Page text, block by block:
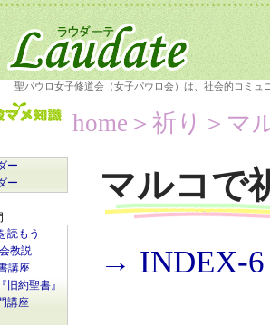
聖パウロ女子修道会（女子パウロ会）は、社会的コミ
ー
ー
読もう
教説
講座
旧約聖書』
講座
home ＞祈り＞ マ
マルコで
→ INDEX-6